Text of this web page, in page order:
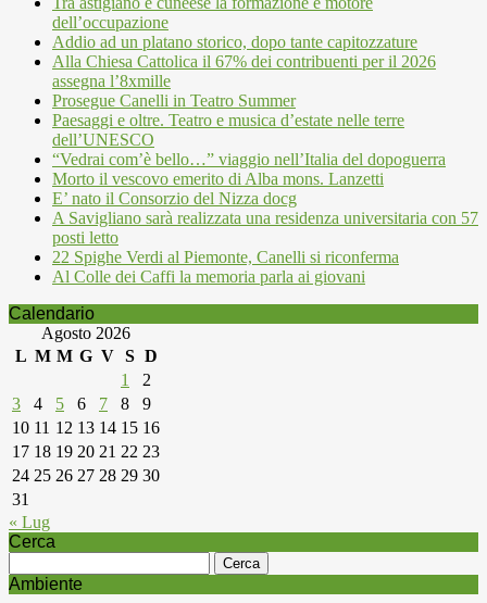
dell’occupazione
Addio ad un platano storico, dopo tante capitozzature
Alla Chiesa Cattolica il 67% dei contribuenti per il 2026
assegna l’8xmille
Prosegue Canelli in Teatro Summer
Paesaggi e oltre. Teatro e musica d’estate nelle terre
dell’UNESCO
“Vedrai com’è bello…” viaggio nell’Italia del dopoguerra
Morto il vescovo emerito di Alba mons. Lanzetti
E’ nato il Consorzio del Nizza docg
A Savigliano sarà realizzata una residenza universitaria con 57
posti letto
22 Spighe Verdi al Piemonte, Canelli si riconferma
Al Colle dei Caffi la memoria parla ai giovani
Calendario
Agosto 2026
L M M G V S D
1
2
3
4 5 6 7 8
9
10 11 12 13 14 15 16
17 18 19 20 21 22 23
24 25 26 27 28 29 30
31
« Lug
Cerca
per:
Ambiente